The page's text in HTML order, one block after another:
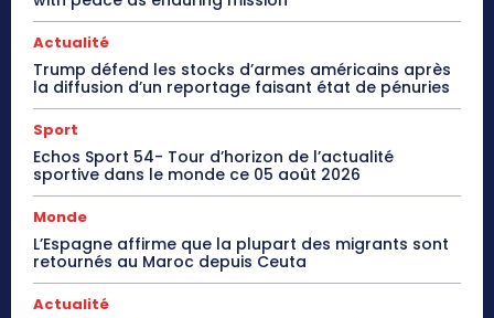
Actualité
Trump défend les stocks d’armes américains après
la diffusion d’un reportage faisant état de pénuries
Sport
Echos Sport 54- Tour d’horizon de l’actualité
sportive dans le monde ce 05 août 2026
Monde
L’Espagne affirme que la plupart des migrants sont
retournés au Maroc depuis Ceuta
Actualité